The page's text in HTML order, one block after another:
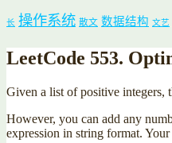
长 操作系统 散文 数据结构 文艺
LeetCode 553.
Given a list of positive integers,
However, you can add any
expression in string format.